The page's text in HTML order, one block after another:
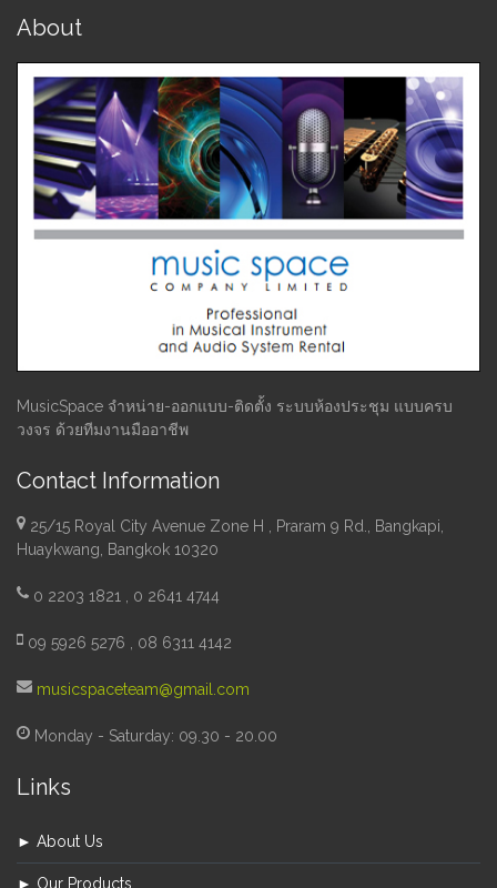
About
MusicSpace จำหน่าย-ออกแบบ-ติดตั้ง ระบบห้องประชุม แบบครบ
วงจร ด้วยทีมงานมืออาชีพ
Contact Information
25/15 Royal City Avenue Zone H , Praram 9 Rd., Bangkapi,
Huaykwang, Bangkok 10320
0 2203 1821 , 0 2641 4744
09 5926 5276 , 08 6311 4142
musicspaceteam@gmail.com
Monday - Saturday: 09.30 - 20.00
Links
► About Us
► Our Products